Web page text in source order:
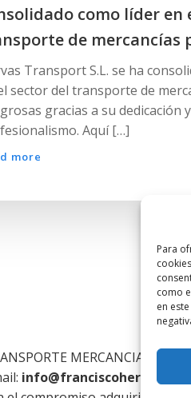
Para
como
en
como líder en
de mercancías
Transport S.L. se ha
sector del transporte de
gracias a su dedicación y
Aquí […]
more
MERCANCIAS